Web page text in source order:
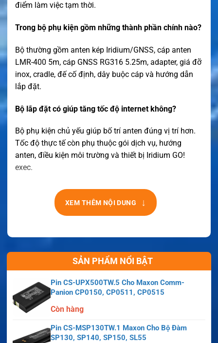
điểm làm việc tạm thời.
Trong bộ phụ kiện gồm những thành phần chính nào?
Bộ thường gồm anten kép Iridium/GNSS, cáp anten
LMR-400 5m, cáp GNSS RG316 5.25m, adapter, giá đỡ
inox, cradle, đế cố định, dây buộc cáp và hướng dẫn
lắp đặt.
Bộ lắp đặt có giúp tăng tốc độ internet không?
Bộ phụ kiện chủ yếu giúp bố trí anten đúng vị trí hơn.
Tốc độ thực tế còn phụ thuộc gói dịch vụ, hướng
anten, điều kiện môi trường và thiết bị Iridium GO!
exec.
XEM THÊM NỘI DUNG ↓
SẢN PHẨM NỔI BẬT
Pin CS-UPX500TW.5 Cho Maxon Comm-
Panion CP0150, CP0511, CP0515
Còn hàng
Pin CS-MSP130TW.1 Maxon Cho Bộ Đàm
SP130, SP140, SP150, SL55